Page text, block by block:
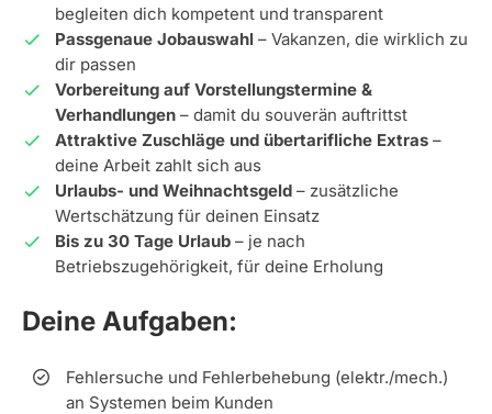
begleiten dich kompetent und transparent
Passgenaue Jobauswahl – Vakanzen, die wirklich zu
dir passen
Vorbereitung auf Vorstellungstermine &
Verhandlungen – damit du souverän auftrittst
Attraktive Zuschläge und übertarifliche Extras –
deine Arbeit zahlt sich aus
Urlaubs- und Weihnachtsgeld – zusätzliche
Wertschätzung für deinen Einsatz
Bis zu 30 Tage Urlaub – je nach
Betriebszugehörigkeit, für deine Erholung
Deine Aufgaben:
Fehlersuche und Fehlerbehebung (elektr./mech.)
an Systemen beim Kunden